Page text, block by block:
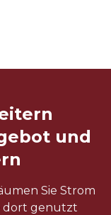
und
Sie Strom
dort genutzt